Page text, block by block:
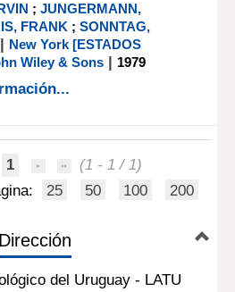
;JUNGERMANN,
FRANK ;SONNTAG,
| New York [ESTADOS
Wiley & Sons | 1979
1
(1 - 1 / 1)
25 50 100 200
Dirección
del Uruguay - LATU